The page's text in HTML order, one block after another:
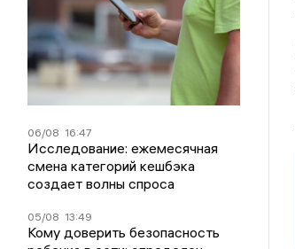
06/08 16:47
Исследование: ежемесячная
смена категорий кешбэка
создает волны спроса
05/08 13:49
Кому доверить безопасность